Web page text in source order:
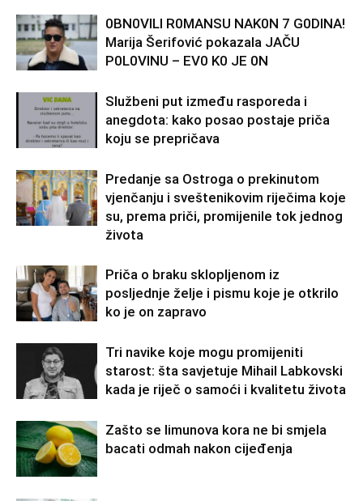
0BN0VlLl R0MANSU NAK0N 7 G0DlNA!
Marija Šerifović pokazala JAČU
P0L0VINU – EV0 K0 JE 0N
Službeni put između rasporeda i
anegdota: kako posao postaje priča
koju se prepričava
Predanje sa Ostroga o prekinutom
vjenčanju i sveštenikovim riječima koje
su, prema priči, promijenile tok jednog
života
Priča o braku sklopljenom iz
posljednje želje i pismu koje je otkrilo
ko je on zapravo
Tri navike koje mogu promijeniti
starost: šta savjetuje Mihail Labkovski
kada je riječ o samoći i kvalitetu života
Zašto se limunova kora ne bi smjela
bacati odmah nakon cijeđenja